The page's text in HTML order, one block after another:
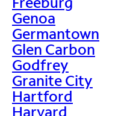
Genoa
Germantown
Glen Carbon
Godfrey
Granite City
Hartford
Harvard